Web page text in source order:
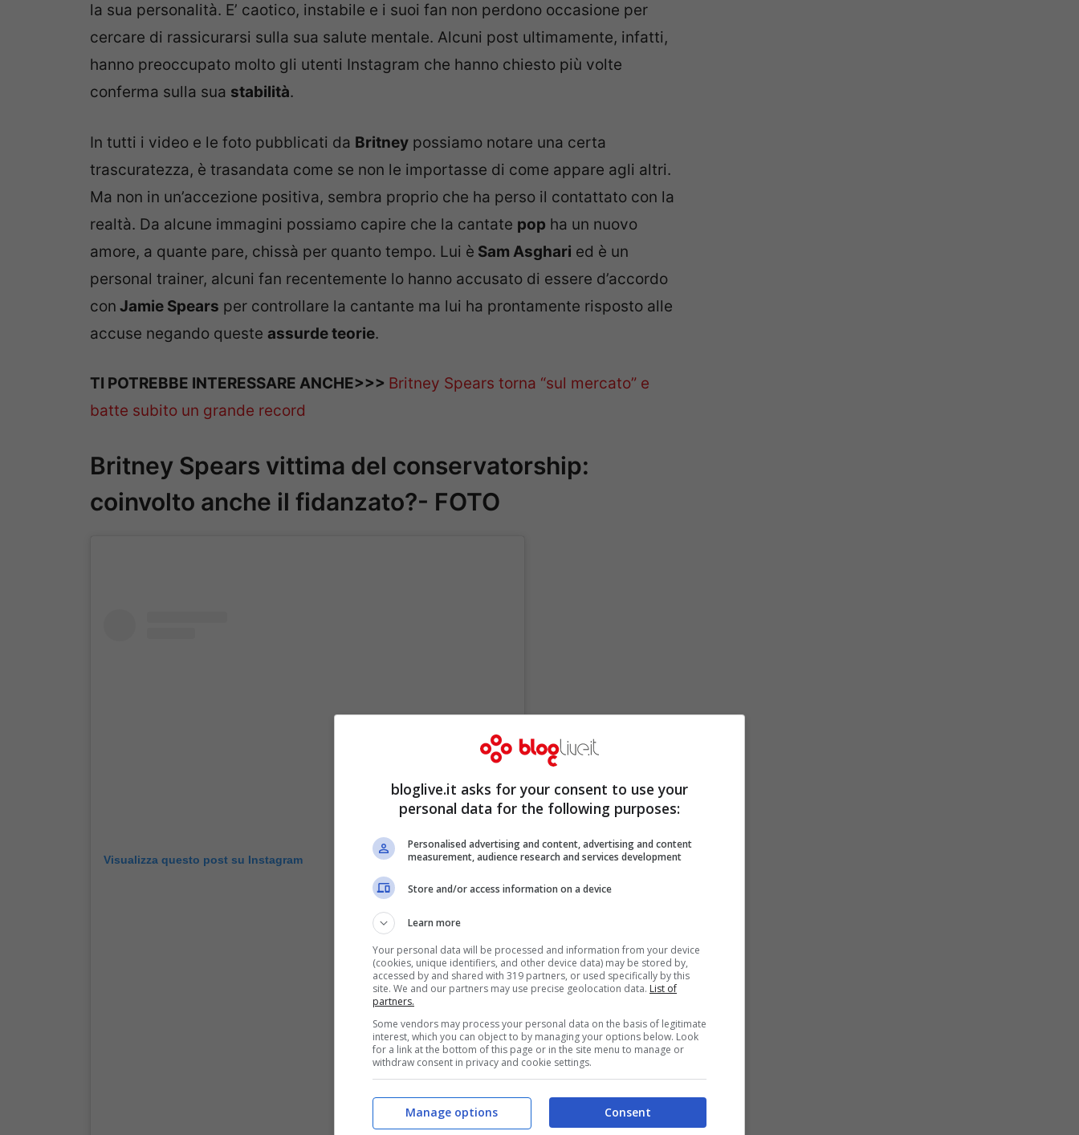
la sua personalità. E’ caotico, instabile e i suoi fan non perdono occasione per
cercare di rassicurarsi sulla sua salute mentale. Alcuni post ultimamente, infatti,
hanno preoccupato molto gli utenti Instagram che hanno chiesto più volte
conferma sulla sua stabilità.
In tutti i video e le foto pubblicati da Britney possiamo notare una certa
trascuratezza, è trasandata come se non le importasse di come appare agli altri.
Ma non in un’accezione positiva, sembra proprio che ha perso il contattato con la
realtà. Da alcune immagini possiamo capire che la cantate pop ha un nuovo
amore, a quante pare, chissà per quanto tempo. Lui è Sam Asghari ed è un
personal trainer, alcuni fan recentemente lo hanno accusato di essere d’accordo
con Jamie Spears per controllare la cantante ma lui ha prontamente risposto alle
accuse negando queste assurde teorie.
TI POTREBBE INTERESSARE ANCHE>>> Britney Spears torna “sul mercato” e
batte subito un grande record
Britney Spears vittima del conservatorship:
coinvolto anche il fidanzato?- FOTO
Visualizza questo post su Instagram
bloglive.it asks for your consent to use your
personal data for the following purposes:
Personalised advertising and content, advertising and content
measurement, audience research and services development
Store and/or access information on a device
Learn more
Your personal data will be processed and information from your device
(cookies, unique identifiers, and other device data) may be stored by,
accessed by and shared with 319 partners, or used specifically by this
site. We and our partners may use precise geolocation data. List of
partners.
Some vendors may process your personal data on the basis of legitimate
interest, which you can object to by managing your options below. Look
for a link at the bottom of this page or in the site menu to manage or
withdraw consent in privacy and cookie settings.
Consent
Manage options